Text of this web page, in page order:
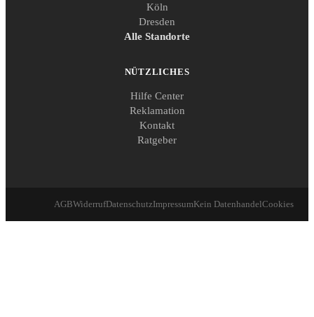
Köln
Dresden
Alle Standorte
NÜTZLICHES
Hilfe Center
Reklamation
Kontakt
Ratgeber
AGBWiderrufDatenschutzImpressumKein DatenhandelCookies